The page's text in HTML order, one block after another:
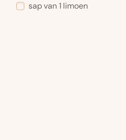
sap van 1 limoen